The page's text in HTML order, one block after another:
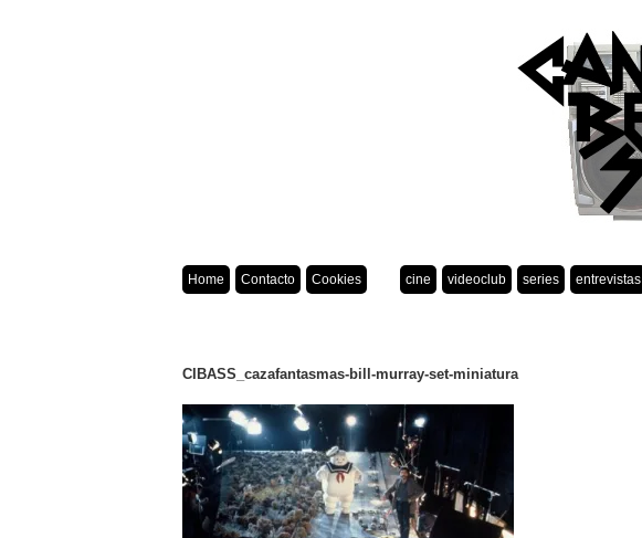
Home Contacto Cookies cine videoclub series entrevistas
CIBASS_cazafantasmas-bill-murray-set-miniatura